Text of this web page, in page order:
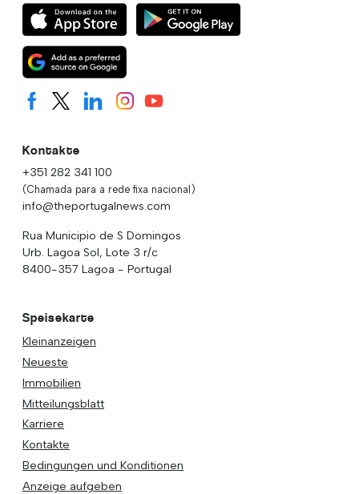
Kontakte
+351 282 341 100
(Chamada para a rede fixa nacional)
info@theportugalnews.com
Rua Municipio de S Domingos
Urb. Lagoa Sol, Lote 3 r/c
8400-357 Lagoa - Portugal
Speisekarte
Kleinanzeigen
Neueste
Immobilien
Mitteilungsblatt
Karriere
Kontakte
Bedingungen und Konditionen
Anzeige aufgeben